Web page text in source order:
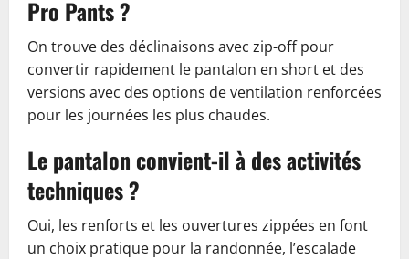
Pro Pants ?
On trouve des déclinaisons avec zip-off pour
convertir rapidement le pantalon en short et des
versions avec des options de ventilation renforcées
pour les journées les plus chaudes.
Le pantalon convient-il à des activités
techniques ?
Oui, les renforts et les ouvertures zippées en font
un choix pratique pour la randonnée, l’escalade